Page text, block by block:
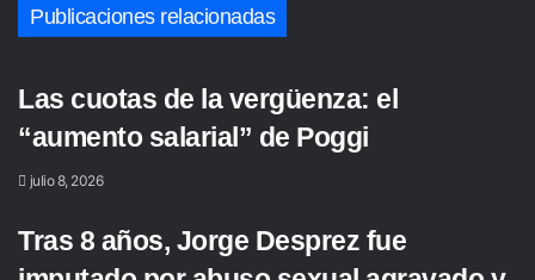
Publicaciones relacionadas
Las cuotas de la vergüenza: el
“aumento salarial” de Poggi
julio 8, 2026
Tras 8 años, Jorge Desprez fue